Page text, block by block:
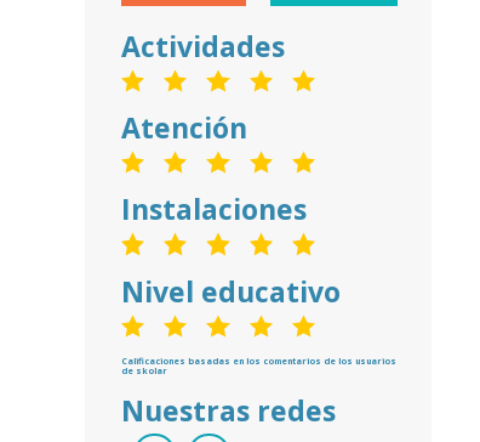
Actividades
Atención
Instalaciones
Nivel educativo
Calificaciones basadas en los comentarios de los usuarios
de skolar
Nuestras redes